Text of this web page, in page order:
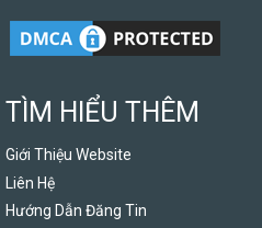
TÌM HIỂU THÊM
Giới Thiệu Website
Liên Hệ
Hướng Dẫn Đăng Tin